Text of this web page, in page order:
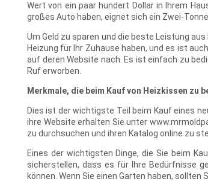
Wert von ein paar hundert Dollar in Ihrem
großes Auto haben, eignet sich ein Zwei-
Um Geld zu sparen und die beste Leistung
Heizung für Ihr Zuhause haben, und es ist
auf deren Website nach. Es ist einfach zu
Ruf erworben.
Merkmale, die beim Kauf von Heizkissen zu
Dies ist der wichtigste Teil beim Kauf eines
ihre Website erhalten Sie unter
zu durchsuchen und ihren Katalog online zu
Eines der wichtigsten Dinge, die Sie beim
sicherstellen, dass es für Ihre Bedürfnisse
können. Wenn Sie einen Garten haben,